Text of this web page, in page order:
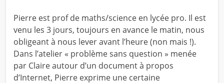
Pierre est prof de maths/science en lycée pro. Il est
venu les 3 jours, toujours en avance le matin, nous
obligeant à nous lever avant l’heure (non mais !).
Dans l’atelier « problème sans question » menée
par Claire autour d’un document à propos
d’Internet, Pierre exprime une certaine